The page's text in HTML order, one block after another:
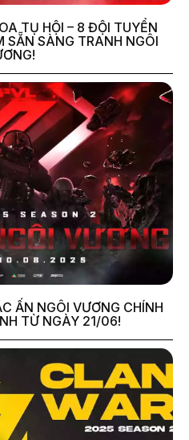
TỤ HỘI – 8 ĐỘI TUYỂN
SẴN SÀNG TRANH NGÔI
ẤN NGÔI VƯƠNG CHÍNH
TỪ NGÀY 21/06!